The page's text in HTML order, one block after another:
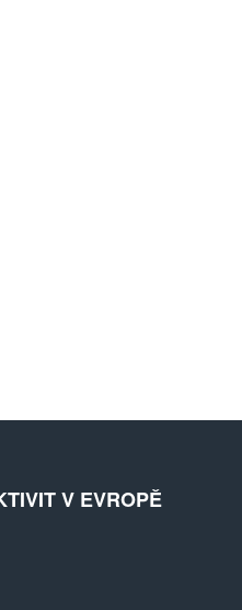
V EVROPĚ